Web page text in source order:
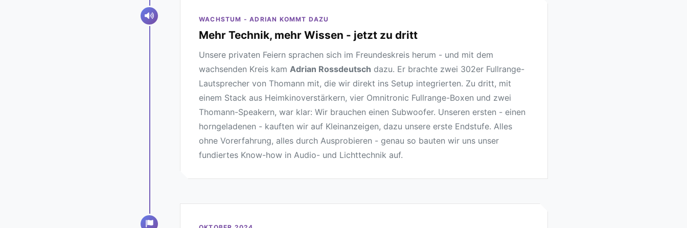
WACHSTUM - ADRIAN KOMMT DAZU
Mehr Technik, mehr Wissen - jetzt zu dritt
Unsere privaten Feiern sprachen sich im Freundeskreis herum - und mit dem
wachsenden Kreis kam Adrian Rossdeutsch dazu. Er brachte zwei 302er Fullrange-
Lautsprecher von Thomann mit, die wir direkt ins Setup integrierten. Zu dritt, mit
einem Stack aus Heimkinoverstärkern, vier Omnitronic Fullrange-Boxen und zwei
Thomann-Speakern, war klar: Wir brauchen einen Subwoofer. Unseren ersten - einen
horngeladenen - kauften wir auf Kleinanzeigen, dazu unsere erste Endstufe. Alles
ohne Vorerfahrung, alles durch Ausprobieren - genau so bauten wir uns unser
fundiertes Know-how in Audio- und Lichttechnik auf.